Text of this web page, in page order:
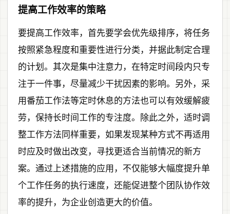
提高工作效率的策略
要提高工作效率，首先要学会优先级排序，将任务
按照紧急程度和重要性进行分类，并据此制定合理
的计划。其次是集中注意力，在特定时间段内只专
注于一件事，尽量减少干扰因素的影响。另外，采
用番茄工作法等定时休息的方法也可以有效缓解疲
劳，保持长时间工作的专注度。除此之外，适时调
整工作方法同样重要，如果发现某种方式不再适用
时应及时做出改变，寻找更适合当前情况的新方
案。通过上述措施的应用，不仅能够大幅度提升单
个工作任务的执行速度，还能促进整个团队协作效
率的提升，为企业创造更大的价值。